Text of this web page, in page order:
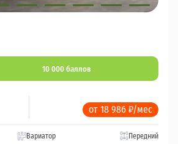
10 000 баллов
от 18 986 ₽/мес
Вариатор Передний